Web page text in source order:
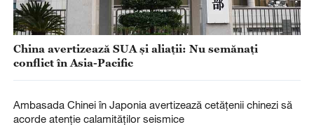
China avertizează SUA și aliații: Nu semănați
conflict în Asia-Pacific
Ambasada Chinei în Japonia avertizează cetățenii chinezi să
acorde atenție calamităților seismice